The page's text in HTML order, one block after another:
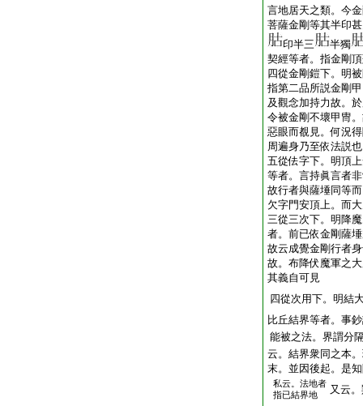
言地居天之類。今
菩薩金剛等其半印
印半三
半獨
契經等者。指金剛
四從金剛鎧下。明
指第二品所説金剛
及觀念加持力故。
令被金剛不壞甲冑
惡眼而覩見。何況
周遍身乃至依法説也
五從佉字下。明頂
等者。言持眞言者
故行者與薩埵同等
欠字門安頂上。而
三從三次下。明降
者。前已依金剛薩
故云成覺金剛行者
故。布降伏魔軍之
其義自可見
四從次用下。明結
比丘結界等者。事
能被之法。界謂分
云。結界衆同之本
末。並因後起。是
私云。法地者
指已結界地
又云